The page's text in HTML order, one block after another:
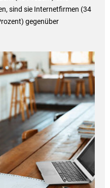
sind sie Internetfirmen (34
gegenüber